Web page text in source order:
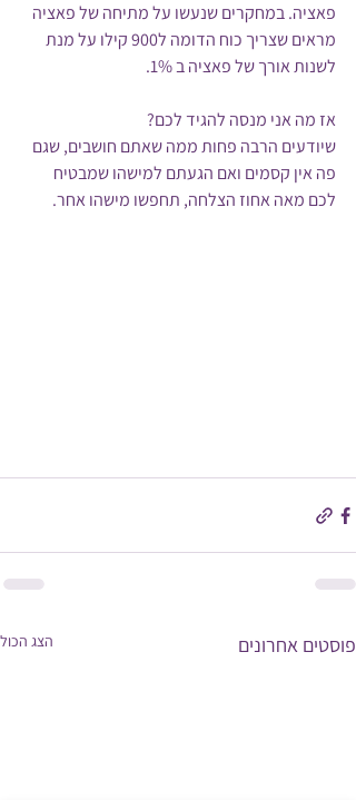
פאציה. במחקרים שנעשו על מתיחה של פאציה
מראים שצריך כוח הדומה ל900 קילו על מנת
לשנות אורך של פאציה ב 1%.
אז מה אני מנסה להגיד לכם?
שיודעים הרבה פחות ממה שאתם חושבים, שגם
פה אין קסמים ואם הגעתם למישהו שמבטיח
לכם מאה אחוז הצלחה, תחפשו מישהו אחר.
פוסטים אחרונים הצג הכול